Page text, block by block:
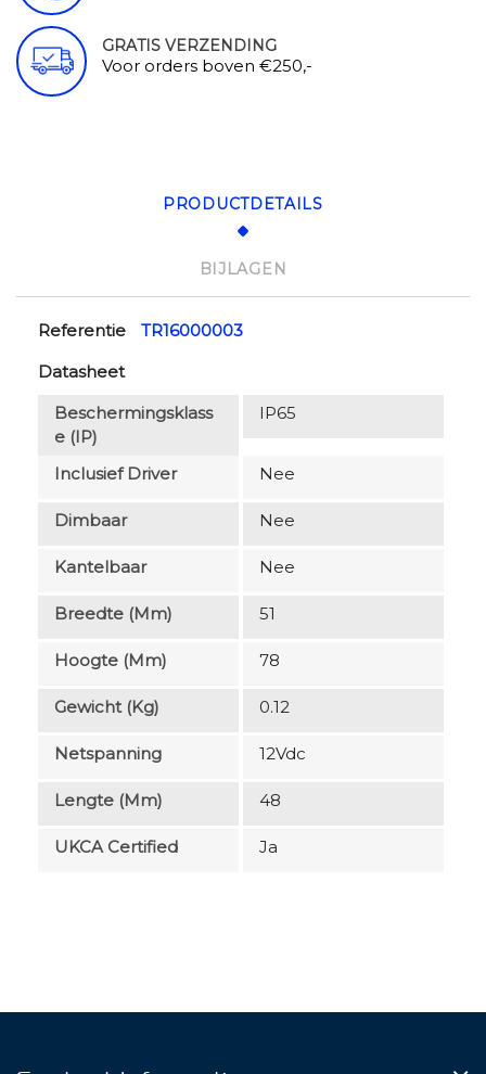
GRATIS VERZENDING
Voor orders boven €250,-
PRODUCTDETAILS
BIJLAGEN
Referentie
TR16000003
Datasheet
Beschermingsklass
E (IP)
IP65
Inclusief Driver Nee
Dimbaar Nee
Kantelbaar Nee
Breedte (mm) 51
Hoogte (mm) 78
Gewicht (kg) 0.12
Netspanning 12Vdc
Lengte (mm) 48
UKCA Certified Ja